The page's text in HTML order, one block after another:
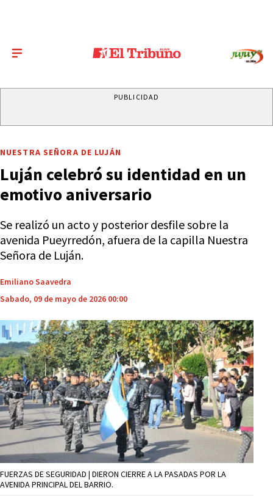
PUBLICIDAD
NUESTRA SEÑORA DE LUJÁN
Luján celebró su identidad en un
emotivo aniversario
Se realizó un acto y posterior desfile sobre la
avenida Pueyrredón, afuera de la capilla Nuestra
Señora de Luján.
Emiliano Saavedra
Sabado, 09 de mayo de 2026 00:00
FUERZAS DE SEGURIDAD | DIERON CIERRE A LA PASADAS POR LA
AVENIDA PRINCIPAL DEL BARRIO.